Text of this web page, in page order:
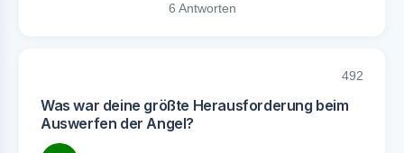
6 Antworten
492
Was war deine größte Herausforderung beim
Auswerfen der Angel?